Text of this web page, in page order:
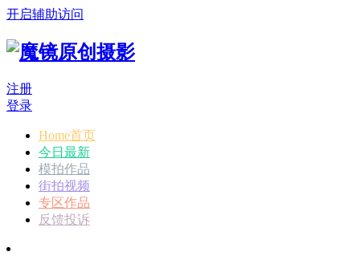
开启辅助访问
注册
登录
Home首页
今日最新
模拍作品
街拍视频
专区作品
反馈投诉